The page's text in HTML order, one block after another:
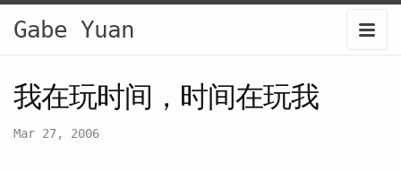
Gabe Yuan
我在玩时间，时间在玩我
Mar 27, 2006